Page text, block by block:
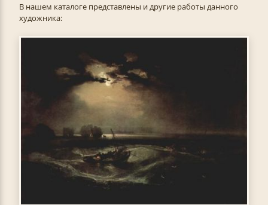
В нашем каталоге представлены и другие работы данного
художника: